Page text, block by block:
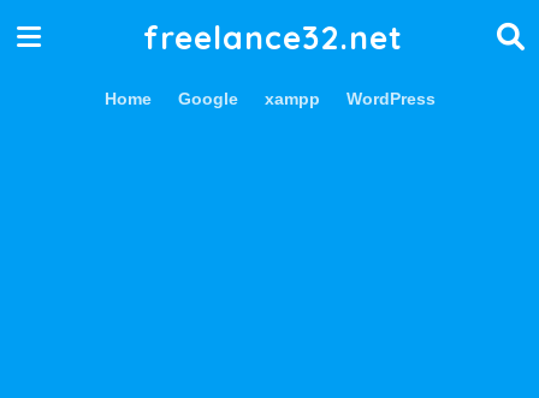
freelance32.net
Home Google xampp WordPress